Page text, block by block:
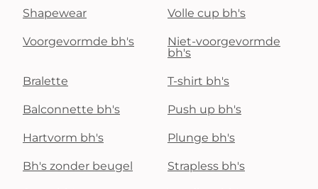
Shapewear Volle cup bh's
Voorgevormde bh's
Niet-voorgevormde
bh's
Bralette T-shirt bh's
Balconnette bh's Push up bh's
Hartvorm bh's Plunge bh's
Bh's zonder beugel Strapless bh's